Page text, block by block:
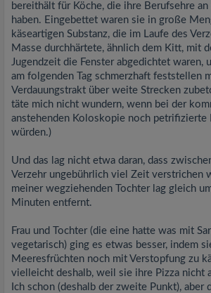
bereithält für Köche, die ihre Berufsehre
haben. Eingebettet waren sie in große
käseartigen Substanz, die im Laufe des
Masse durchhärtete, ähnlich dem Kitt, mit
Jugendzeit die Fenster abgedichtet waren,
am folgenden Tag schmerzhaft feststellen
Verdauungstrakt über weite Strecken
täte mich nicht wundern, wenn bei der
anstehenden Koloskopie noch petrifizierte
würden.)
Und das lag nicht etwa daran, dass
Verzehr ungebührlich viel Zeit verstrichen
meiner wegziehenden Tochter lag gleich
Minuten entfernt.
Frau und Tochter (die eine hatte was mit
vegetarisch) ging es etwas besser, indem
Meeresfrüchten noch mit Verstopfung zu
vielleicht deshalb, weil sie ihre Pizza nicht
Ich schon (deshalb der zweite Punkt), aber